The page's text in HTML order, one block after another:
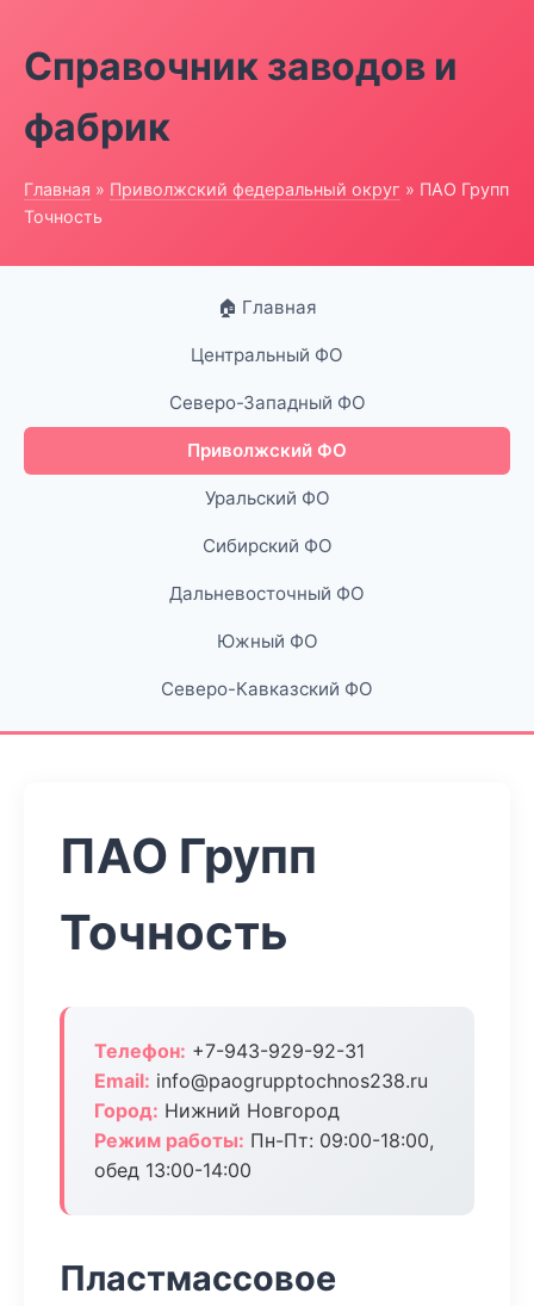
Справочник заводов и
фабрик
Главная » Приволжский федеральный округ » ПАО Групп
Точность
🏠 Главная
Центральный ФО
Северо-Западный ФО
Приволжский ФО
Уральский ФО
Сибирский ФО
Дальневосточный ФО
Южный ФО
Северо-Кавказский ФО
ПАО Групп
Точность
Телефон: +7-943-929-92-31
Email: info@paogrupptochnos238.ru
Город: Нижний Новгород
Режим работы: Пн-Пт: 09:00-18:00,
обед 13:00-14:00
Пластмассовое